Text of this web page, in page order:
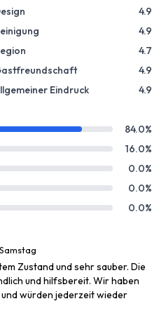
4.9
4.9
4.7
4.9
Eindruck
4.9
84.0%
16.0%
0.0%
0.0%
0.0%
Zustand und sehr sauber. Die
und hilfsbereit. Wir haben
würden jederzeit wieder